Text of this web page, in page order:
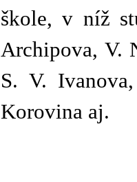
škole, v níž
Archipova, V.
S. V.
Korovina aj.